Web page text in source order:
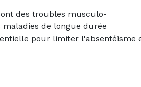
des troubles musculo-
maladies de longue durée
pour limiter l'absentéisme